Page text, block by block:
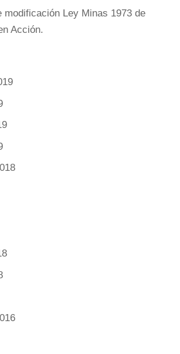
modificación Ley Minas 1973 de
Acción.